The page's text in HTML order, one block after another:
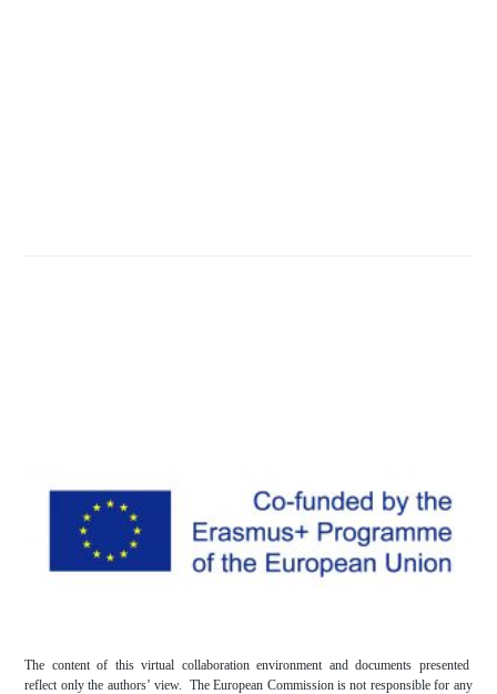
The content of this virtual collaboration environment and documents presented
reflect only the authors’ view. The European Commission is not responsible for any